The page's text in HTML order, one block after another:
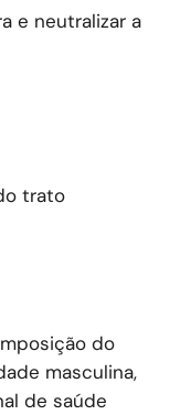
e neutralizar a
trato
do
masculina,
de saúde